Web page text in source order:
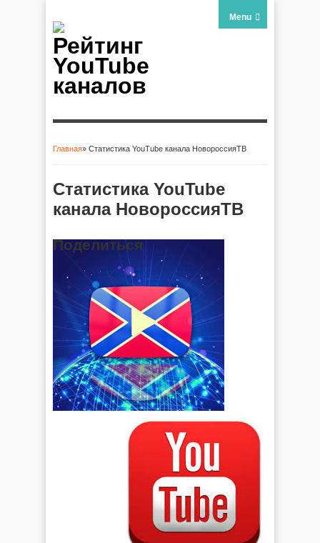
Рейтинг
YouTube
каналов
Menu
Главная» Статистика YouTube канала НовороссияТВ
Статистика YouTube
канала НовороссияТВ
Поделиться